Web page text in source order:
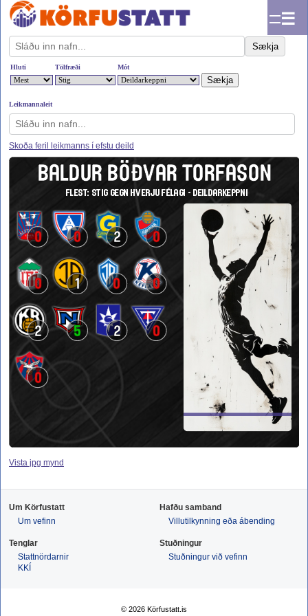
☰
Sækja
Hluti Tölfræði Mót
Leikmannaleit
Skoða feril leikmanns í efstu deild
BALDUR BÖÐVAR TORFASON
FLEST: STIG GEGN HVERJU FÉLAGI - DEILDARKEPPNI
0 0 2 0
0 1 0 0
2 5 2 0
0
Vista jpg mynd
Um Körfustatt
Um vefinn
Hafðu samband
Villutilkynning eða ábending
Tenglar
Stattnördarnir
KKÍ
Stuðningur
Stuðningur við vefinn
© 2026 Körfustatt.is